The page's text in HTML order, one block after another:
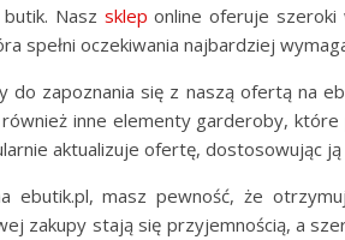
Nasz sklep online oferuje
spełni oczekiwania najbardziej
do zapoznania się z naszą ofertą na
również inne elementy garderoby,
aktualizuje ofertę, dostosowując
ebutik.pl, masz pewność, że
zakupy stają się przyjemnością, a